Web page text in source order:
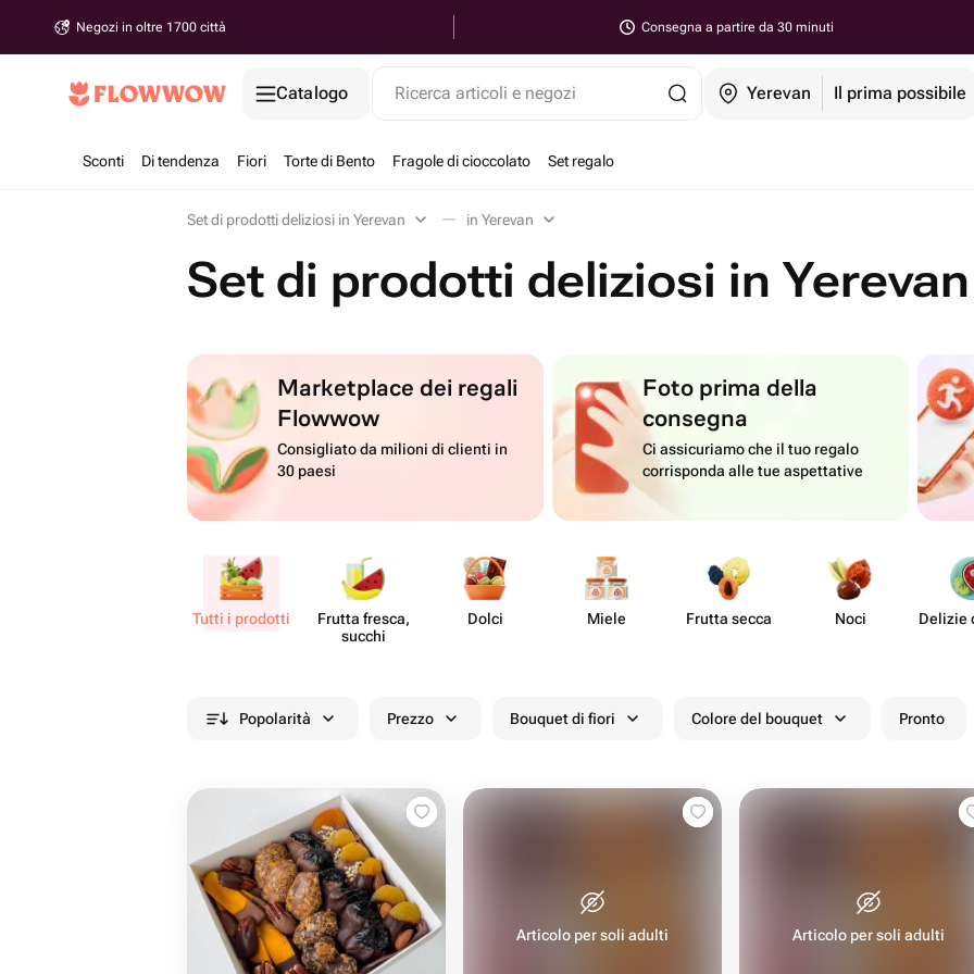
Negozi in oltre 1700 città Consegna a partire da 30 minuti
Catalogo Ricerca articoli e negozi Yerevan Il prima possibile
Sconti Di tendenza Fiori Torte di Bento Fragole di cioccolato Set regalo
Set di prodotti deliziosi in Yerevan in Yerevan
Set di prodotti deliziosi in Yerevan
Marketplace dei regali
Flowwow
Consigliato da milioni di clienti in
30 paesi
Foto prima della
consegna
Ci assicuriamo che il tuo regalo
corrisponda alle tue aspettative
Tutti i prodotti
Frutta fresca,
succhi
Dolci Miele Frutta secca Noci Delizie
Popolarità Prezzo Bouquet di fiori Colore del bouquet Pronto
Articolo per soli adulti Articolo per soli adulti